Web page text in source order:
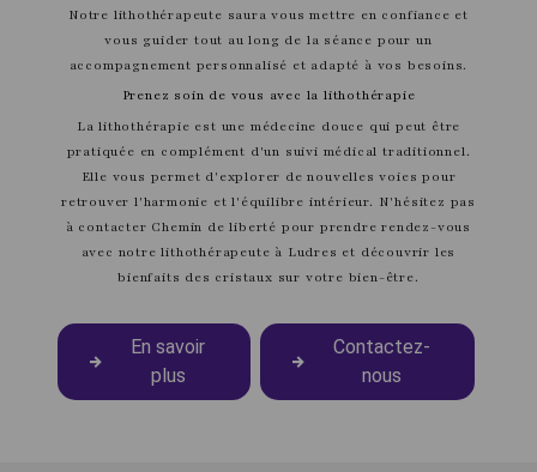
Notre lithothérapeute saura vous mettre en confiance et
vous guider tout au long de la séance pour un
accompagnement personnalisé et adapté à vos besoins.
Prenez soin de vous avec la lithothérapie
La lithothérapie est une médecine douce qui peut être
pratiquée en complément d'un suivi médical traditionnel.
Elle vous permet d'explorer de nouvelles voies pour
retrouver l'harmonie et l'équilibre intérieur. N'hésitez pas
à contacter Chemin de liberté pour prendre rendez-vous
avec notre lithothérapeute à Ludres et découvrir les
bienfaits des cristaux sur votre bien-être.
En savoir
plus
Contactez-
nous